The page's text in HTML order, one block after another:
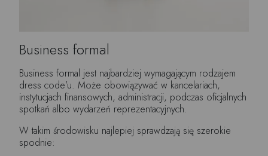
Business formal
Business formal jest najbardziej wymagającym rodzajem
dress code’u. Może obowiązywać w kancelariach,
instytucjach finansowych, administracji, podczas oficjalnych
spotkań albo wydarzeń reprezentacyjnych.
W takim środowisku najlepiej sprawdzają się szerokie
spodnie: